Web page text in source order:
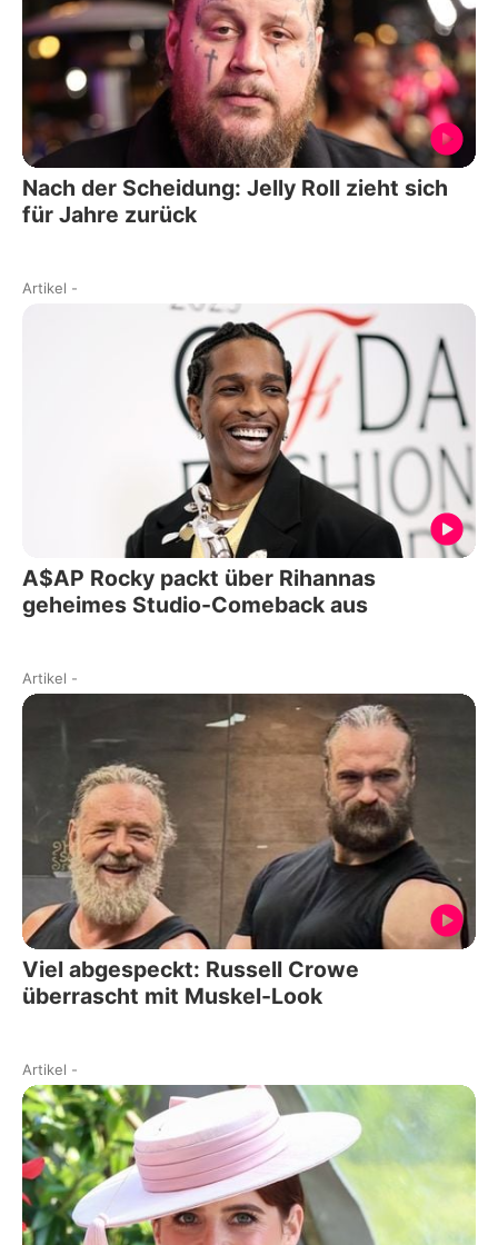
Nach der Scheidung: Jelly Roll zieht sich
für Jahre zurück
Artikel -
A$AP Rocky packt über Rihannas
geheimes Studio-Comeback aus
Artikel -
Viel abgespeckt: Russell Crowe
überrascht mit Muskel-Look
Artikel -